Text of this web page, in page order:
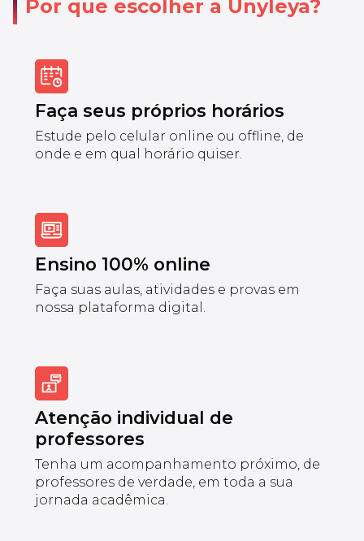
Por que escolher a Unyleya?
Faça seus próprios horários
Estude pelo celular online ou offline, de
onde e em qual horário quiser.
Ensino 100% online
Faça suas aulas, atividades e provas em
nossa plataforma digital.
Atenção individual de
professores
Tenha um acompanhamento próximo, de
professores de verdade, em toda a sua
jornada acadêmica.